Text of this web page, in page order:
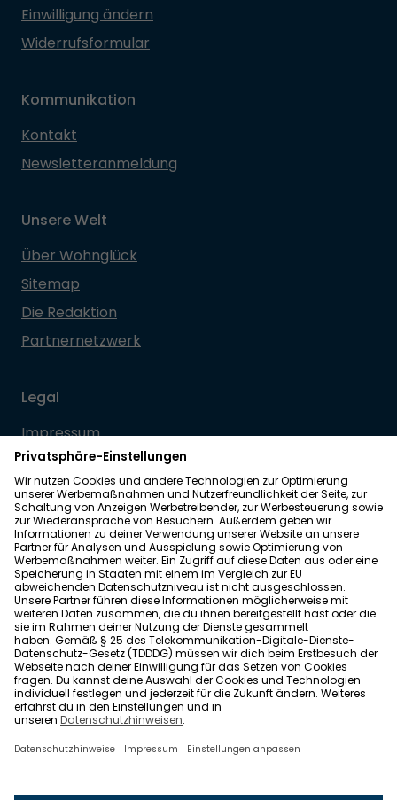
Einwilligung ändern
Widerrufsformular
Kommunikation
Kontakt
Newsletteranmeldung
Unsere Welt
Über Wohnglück
Sitemap
Die Redaktion
Partnernetzwerk
Legal
Impressum
Datenschutz
Allgemeine Geschäftsbedingungen
Barrierefreiheit
Wohnglück folgen